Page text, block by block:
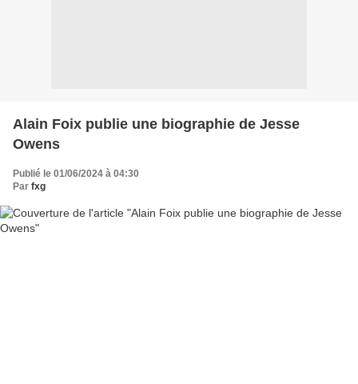
Alain Foix publie une biographie de Jesse
Owens
Publié le 01/06/2024 à 04:30
Par fxg